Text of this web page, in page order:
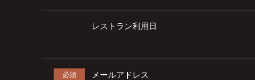
レストラン利用日
必須 メールアドレス